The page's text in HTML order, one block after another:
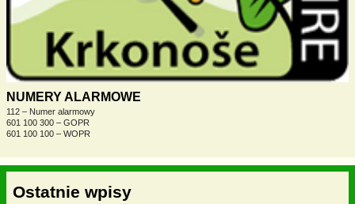
NUMERY ALARMOWE
112 – Numer alarmowy
601 100 300 – GOPR
601 100 100 – WOPR
Ostatnie wpisy